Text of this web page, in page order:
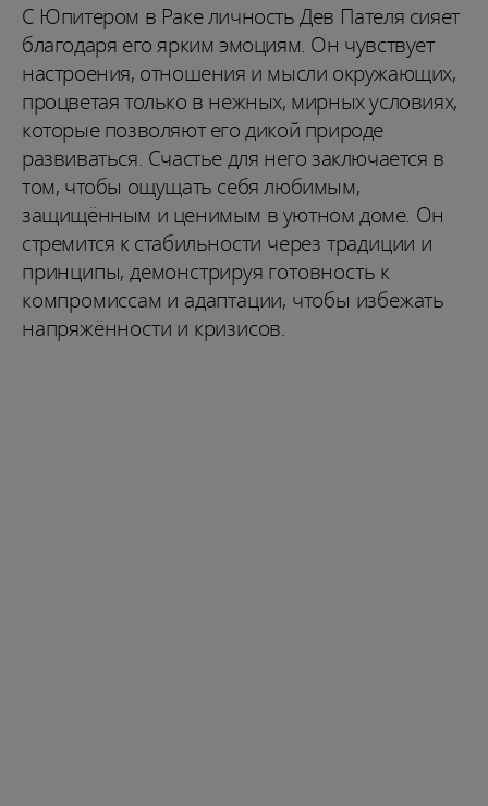
С Юпитером в Раке личность Дев Пателя сияет
благодаря его ярким эмоциям. Он чувствует
настроения, отношения и мысли окружающих,
процветая только в нежных, мирных условиях,
которые позволяют его дикой природе
развиваться. Счастье для него заключается в
том, чтобы ощущать себя любимым,
защищённым и ценимым в уютном доме. Он
стремится к стабильности через традиции и
принципы, демонстрируя готовность к
компромиссам и адаптации, чтобы избежать
напряжённости и кризисов.